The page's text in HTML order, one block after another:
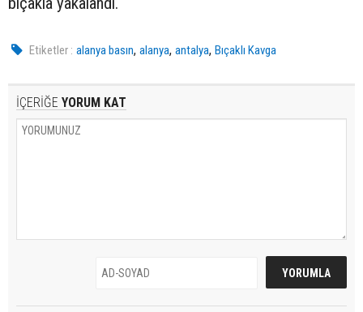
Etiketler : alanya basın,alanya,antalya,Bıçaklı Kavga
İÇERİĞE YORUM KAT